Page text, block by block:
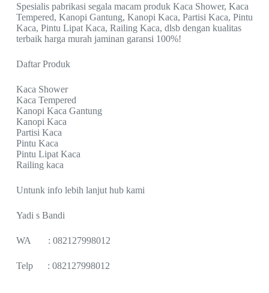
Spesialis pabrikasi segala macam produk Kaca Shower, Kaca
Tempered, Kanopi Gantung, Kanopi Kaca, Partisi Kaca, Pintu
Kaca, Pintu Lipat Kaca, Railing Kaca, dlsb dengan kualitas
terbaik harga murah jaminan garansi 100%!
Daftar Produk
Kaca Shower
Kaca Tempered
Kanopi Kaca Gantung
Kanopi Kaca
Partisi Kaca
Pintu Kaca
Pintu Lipat Kaca
Railing kaca
Untunk info lebih lanjut hub kami
Yadi s Bandi
WA : 082127998012
Telp : 082127998012